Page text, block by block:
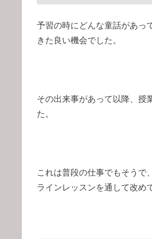
予習の時にどんな童話があっ
きた良い機会でした。
その出来事があって以降、授
た。
これは普段の仕事でもそうで、
ラインレッスンを通して改め